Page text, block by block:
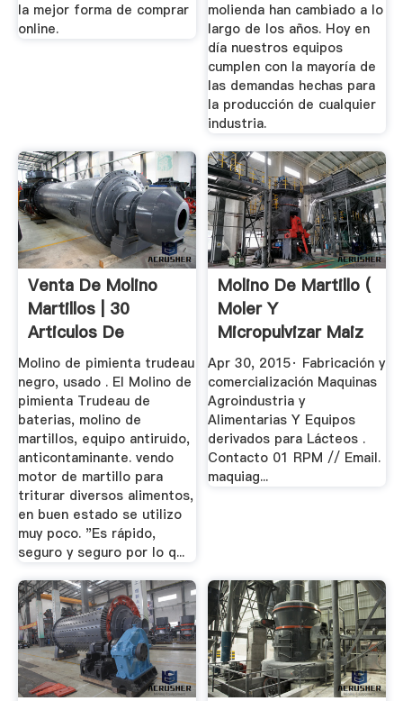
la mejor forma de comprar
online.
molienda han cambiado a lo
largo de los años. Hoy en
día nuestros equipos
cumplen con la mayoría de
las demandas hechas para
la producción de cualquier
industria.
Venta De Molino
Martillos | 30
Articulos De
Segunda Mano
Molino de pimienta trudeau
negro, usado . El Molino de
pimienta Trudeau de
baterias, molino de
martillos, equipo antiruido,
anticontaminante. vendo
motor de martillo para
triturar diversos alimentos,
en buen estado se utilizo
muy poco. "Es rápido,
seguro y seguro por lo q...
Molino De Martillo (
Moler Y
Micropulvizar Maiz
... YouTube
Apr 30, 2015· Fabricación y
comercialización Maquinas
Agroindustria y
Alimentarias Y Equipos
derivados para Lácteos .
Contacto 01 RPM // Email.
maquiag...